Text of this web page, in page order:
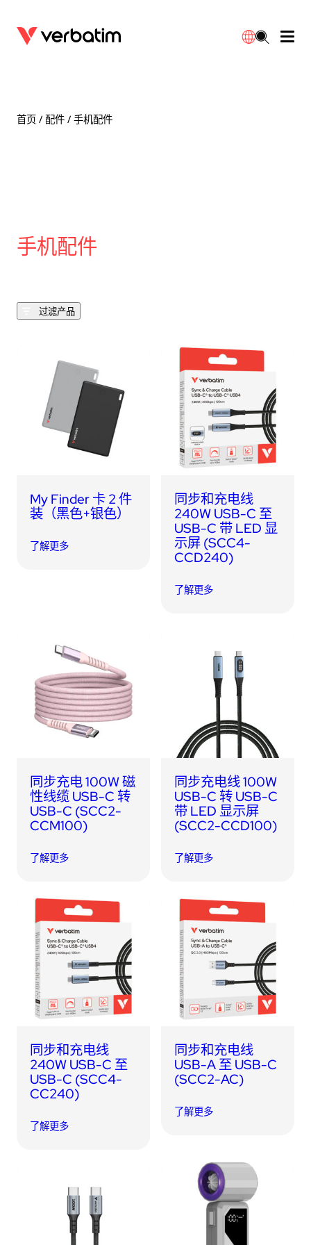
首页 / 配件 / 手机配件
手机配件
过滤产品
My Finder 卡 2 件
装（黑色+银色）
了解更多
同步和充电线
240W USB-C 至
USB-C 带 LED 显
示屏 (SCC4-
CCD240)
了解更多
同步充电 100W 磁
性线缆 USB-C 转
USB-C (SCC2-
CCM100)
了解更多
同步充电线 100W
USB-C 转 USB-C
带 LED 显示屏
(SCC2-CCD100)
了解更多
同步和充电线
240W USB-C 至
USB-C (SCC4-
CC240)
了解更多
同步和充电线
USB-A 至 USB-C
(SCC2-AC)
了解更多
配件
下载